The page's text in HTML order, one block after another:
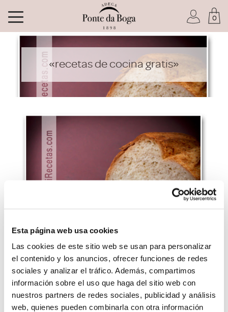
Esta página web usa cookies
Las cookies de este sitio web se usan para personalizar
el contenido y los anuncios, ofrecer funciones de redes
sociales y analizar el tráfico. Además, compartimos
información sobre el uso que haga del sitio web con
nuestros partners de redes sociales, publicidad y análisis
web, quienes pueden combinarla con otra información
Soy socio del Club
ACCEDER
0
«recetas de cocina gratis»
RECETA: SALCHICHAS AL VINO